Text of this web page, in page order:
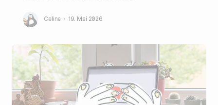
Celine · 19. Mai 2026